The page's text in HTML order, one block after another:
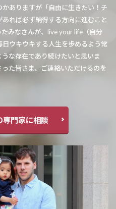
ありますが「自由に生きたい！チ
れば必ず納得する方向に進むこと
みなさんが、live your life（自分
ウキウキする人生を歩めるよう常
な存在であり続けたいと思いま
た皆さま、ご連絡いただけるのを
専門家に相談